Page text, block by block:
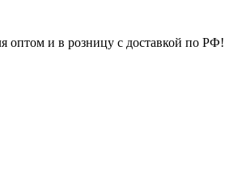
оптом и в розницу с доставкой по РФ!